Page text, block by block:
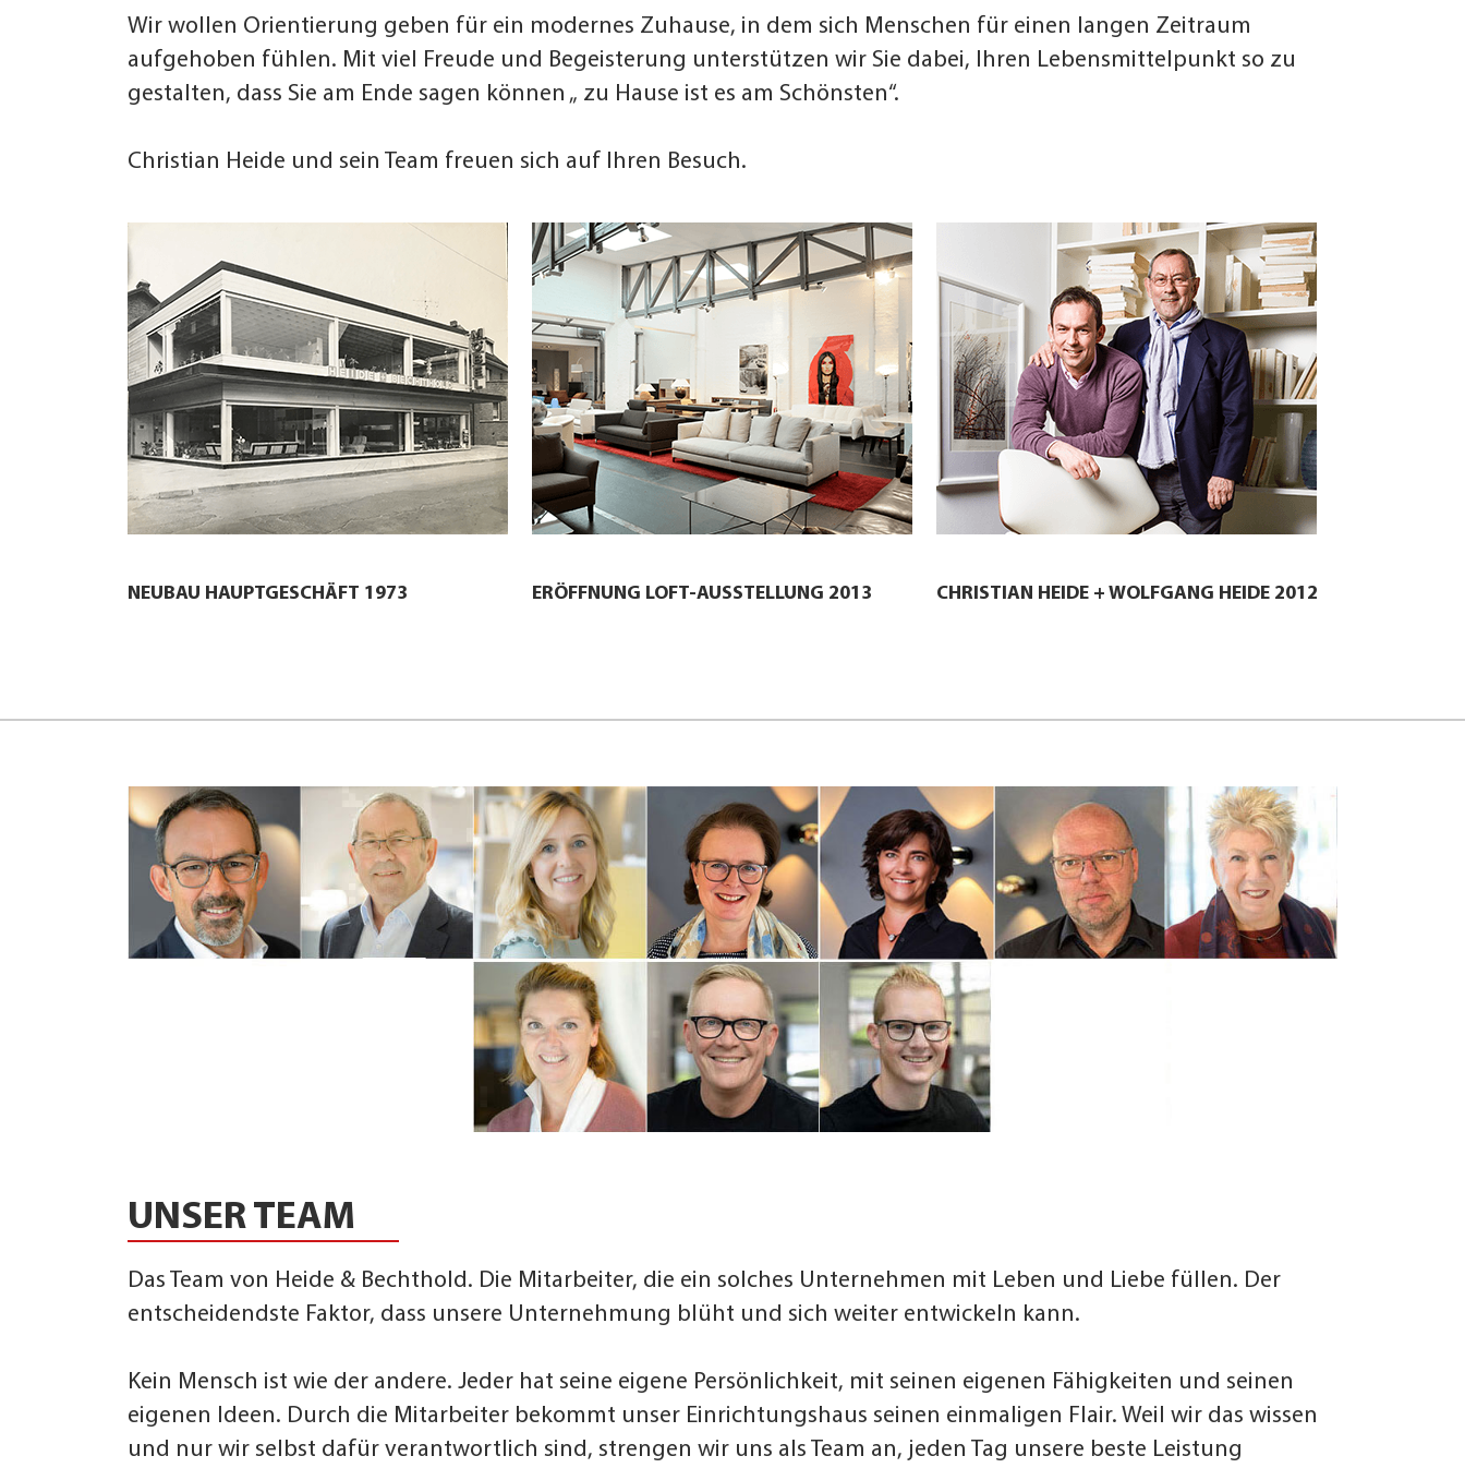
Wir wollen Orientierung geben für ein modernes Zuhause, in dem sich Menschen für einen langen Zeitraum
aufgehoben fühlen. Mit viel Freude und Begeisterung unterstützen wir Sie dabei, Ihren Lebensmittelpunkt so zu
gestalten, dass Sie am Ende sagen können „ zu Hause ist es am Schönsten“.
Christian Heide und sein Team freuen sich auf Ihren Besuch.
NEUBAU HAUPTGESCHÄFT 1973 ERÖFFNUNG LOFT-AUSSTELLUNG 2013 CHRISTIAN HEIDE + WOLFGANG HEIDE 2012
UNSER TEAM
Das Team von Heide & Bechthold. Die Mitarbeiter, die ein solches Unternehmen mit Leben und Liebe füllen. Der
entscheidendste Faktor, dass unsere Unternehmung blüht und sich weiter entwickeln kann.
Kein Mensch ist wie der andere. Jeder hat seine eigene Persönlichkeit, mit seinen eigenen Fähigkeiten und seinen
eigenen Ideen. Durch die Mitarbeiter bekommt unser Einrichtungshaus seinen einmaligen Flair. Weil wir das wissen
und nur wir selbst dafür verantwortlich sind, strengen wir uns als Team an, jeden Tag unsere beste Leistung